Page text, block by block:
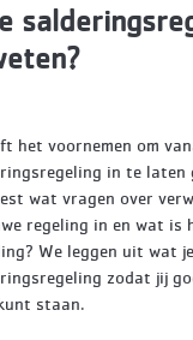
het voornemen om
in te laten
wat vragen over
regeling in en wat is
We leggen uit wat
zodat jij
staan.